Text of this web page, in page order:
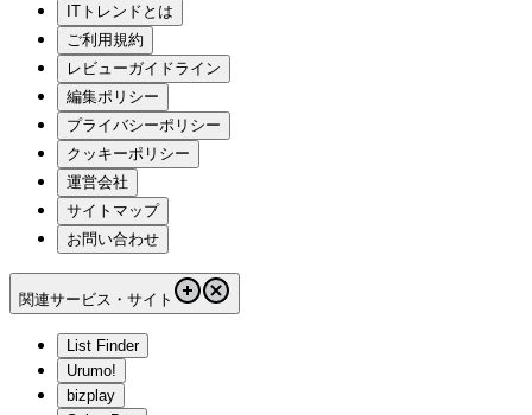
ITトレンドとは
ご利用規約
レビューガイドライン
編集ポリシー
プライバシーポリシー
クッキーポリシー
運営会社
サイトマップ
お問い合わせ
関連サービス・サイト
List Finder
Urumo!
bizplay